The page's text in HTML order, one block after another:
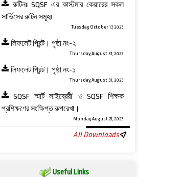
রুটিনঃ SQSF এর কাস্টমার কেয়ারের সকল
সার্ভিসের রুটিন সমূহঃ
Tuesday, October 17, 2023
লিফলেট প্রিন্ট। পৃষ্ঠা নং-২
Thursday, August 31, 2023
লিফলেট প্রিন্ট। পৃষ্ঠা নং-১
Thursday, August 31, 2023
SQSF স্মার্ট লাইব্রেরী’ ও ‍SQSF শিক্ষক
প্রশিক্ষণের সংক্ষিপ্ত রুপরেখা।
Monday, August 21, 2023
All Downloads
Useful Links